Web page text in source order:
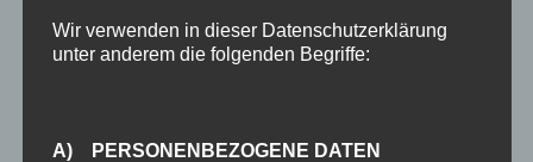
Aktuelles
Blog
Berg- & Wintersport Bericht
Wir verwenden in dieser Datenschutzerklärung
unter anderem die folgenden Begriffe:
A) PERSONENBEZOGENE DATEN